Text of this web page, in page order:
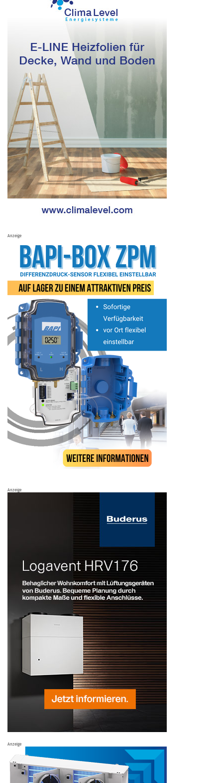
Anzeige
Anzeige
Anzeige